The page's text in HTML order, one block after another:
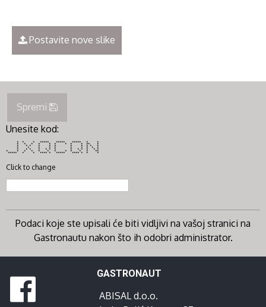
Postavite nove slike
Spremi
Unesite kod:
* * * ***** ***** ***** * *
* * * * * * * * * ** *
* * * * * * * * * * *
* * * * * * * * * *
* * * * * * * * * * * * *
* * * * * * * * * * * **
***** * * **** * ***** **** * * *
Click to change
Podaci koje ste upisali će biti vidljivi na vašoj stranici na
Gastronautu nakon što ih odobri administrator.
GASTRONAUT
ABISAL d.o.o.